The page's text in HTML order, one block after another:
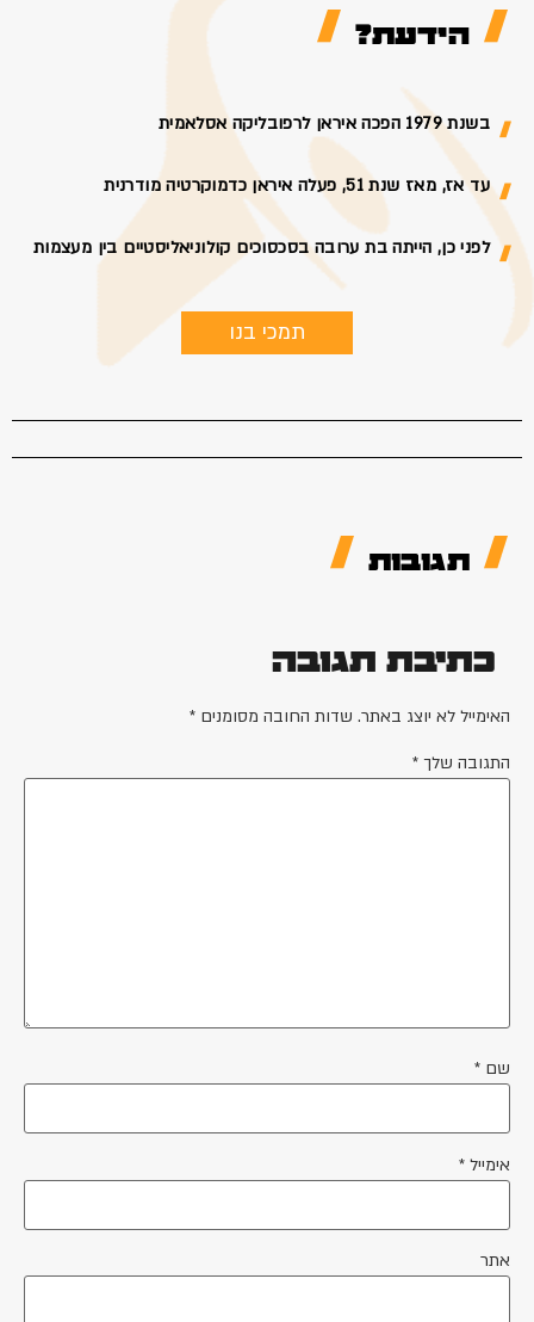
הידעת?
בשנת 1979 הפכה איראן לרפובליקה אסלאמית
עד אז, מאז שנת 51, פעלה איראן כדמוקרטיה מודרנית
לפני כן, הייתה בת ערובה בסכסוכים קולוניאליסטיים בין מעצמות
תמכי בנו
תגובות
כתיבת תגובה
האימייל לא יוצג באתר. שדות החובה מסומנים *
התגובה שלך *
שם *
אימייל *
אתר